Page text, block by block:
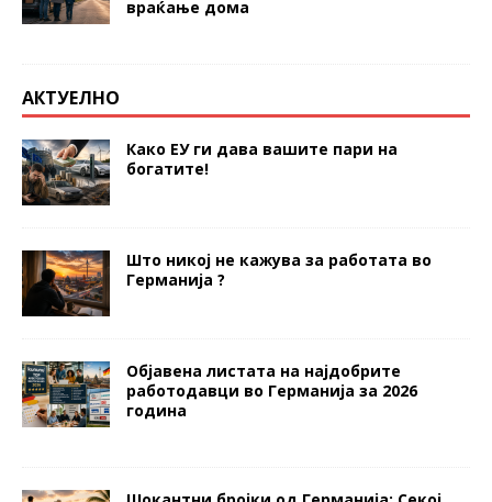
враќање дома
АКТУЕЛНО
Како ЕУ ги дава вашите пари на
богатите!
Што никој не кажува за работата во
Германија ?
Објавена листата на најдобрите
работодавци во Германија за 2026
година